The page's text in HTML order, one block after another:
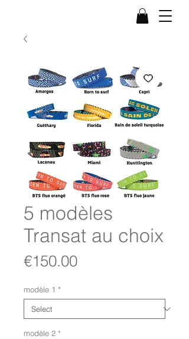
5 modèles
Transat au choix
€150.00Price
modèle 1 *
modèle 2 *